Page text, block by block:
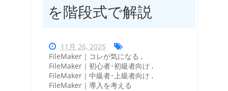
を階段式で解説
11月 26, 2025
FileMaker｜コレが気になる ,
FileMaker｜初心者･初級者向け ,
FileMaker｜中級者･上級者向け ,
FileMaker｜導入を考える